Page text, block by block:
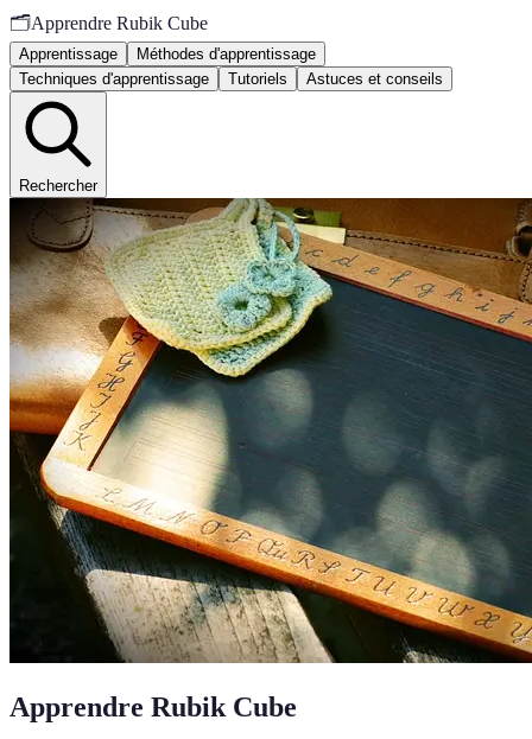
🗂️Apprendre Rubik Cube
Apprentissage
Méthodes d'apprentissage
Techniques d'apprentissage
Tutoriels Astuces et conseils
Rechercher
Apprendre Rubik Cube